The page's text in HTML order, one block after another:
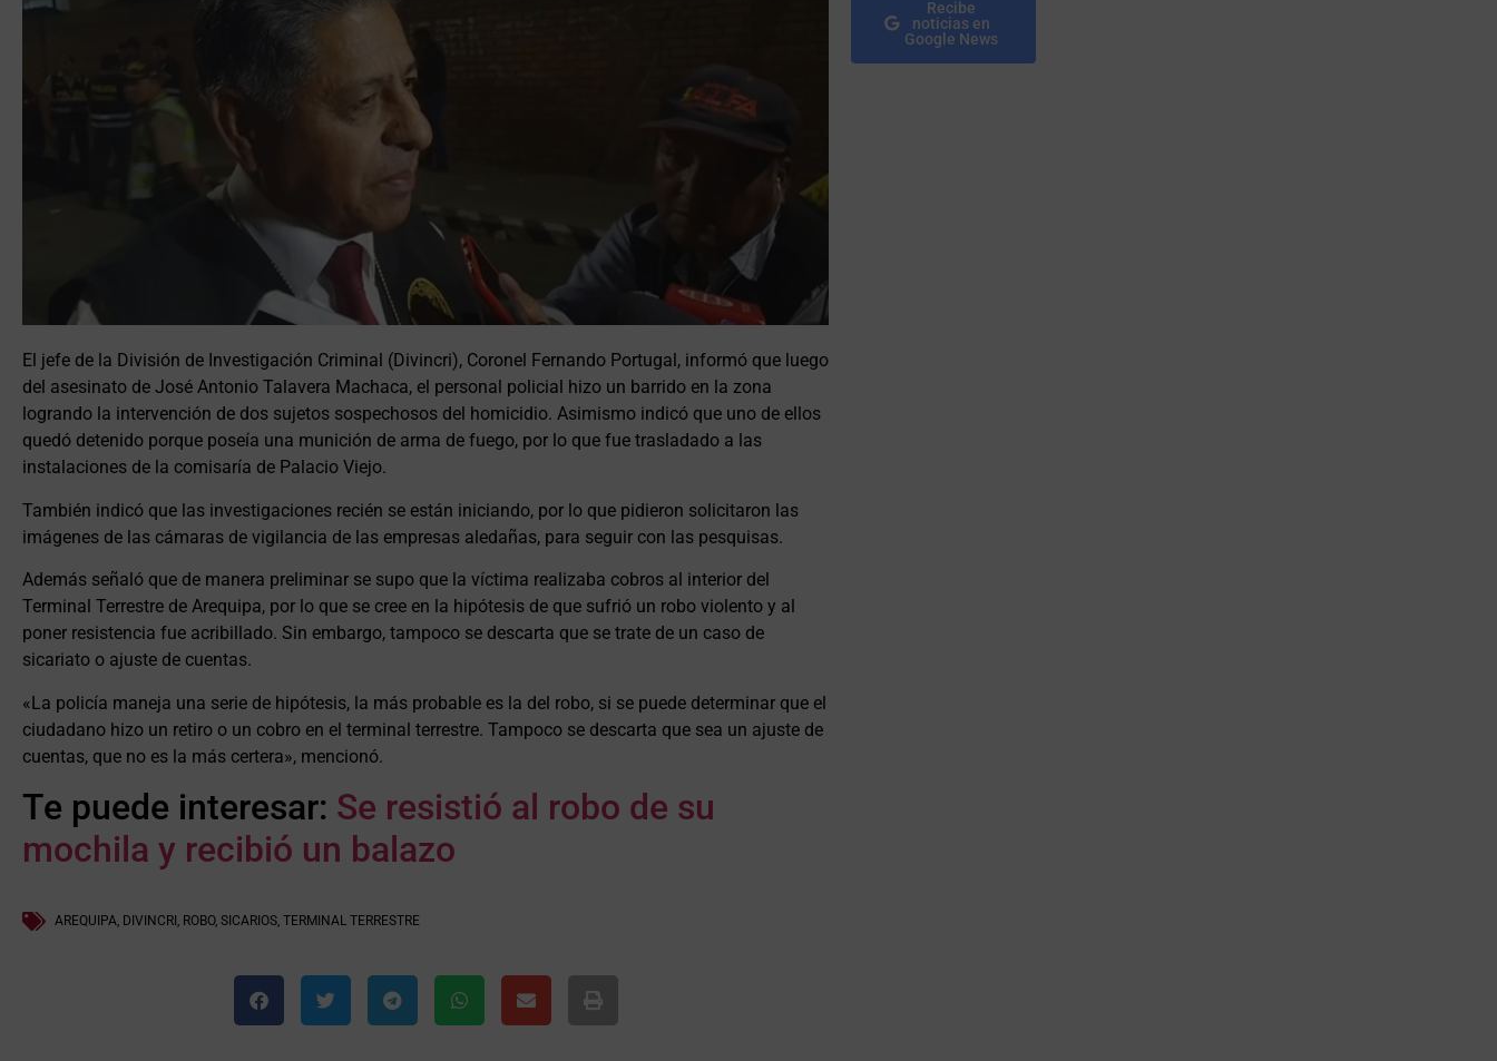
El jefe de la División de Investigación Criminal (Divincri), Coronel Fernando Portugal, informó que luego
del asesinato de José Antonio Talavera Machaca, el personal policial hizo un barrido en la zona
logrando la intervención de dos sujetos sospechosos del homicidio. Asimismo indicó que uno de ellos
quedó detenido porque poseía una munición de arma de fuego, por lo que fue trasladado a las
instalaciones de la comisaría de Palacio Viejo.
También indicó que las investigaciones recién se están iniciando, por lo que pidieron solicitaron las
imágenes de las cámaras de vigilancia de las empresas aledañas, para seguir con las pesquisas.
Además señaló que de manera preliminar se supo que la víctima realizaba cobros al interior del
Terminal Terrestre de Arequipa, por lo que se cree en la hipótesis de que sufrió un robo violento y al
poner resistencia fue acribillado. Sin embargo, tampoco se descarta que se trate de un caso de
sicariato o ajuste de cuentas.
«La policía maneja una serie de hipótesis, la más probable es la del robo, si se puede determinar que el
ciudadano hizo un retiro o un cobro en el terminal terrestre. Tampoco se descarta que sea un ajuste de
cuentas, que no es la más certera», mencionó.
Te puede interesar: Se resistió al robo de su
mochila y recibió un balazo
AREQUIPA, DIVINCRI , ROBO, SICARIOS, TERMINAL TERRESTRE
Recibe
noticias en
Google News